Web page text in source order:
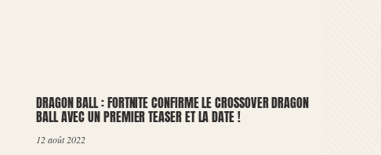
DRAGON BALL : FORTNITE CONFIRME LE CROSSOVER DRAGON
BALL AVEC UN PREMIER TEASER ET LA DATE !
12 août 2022